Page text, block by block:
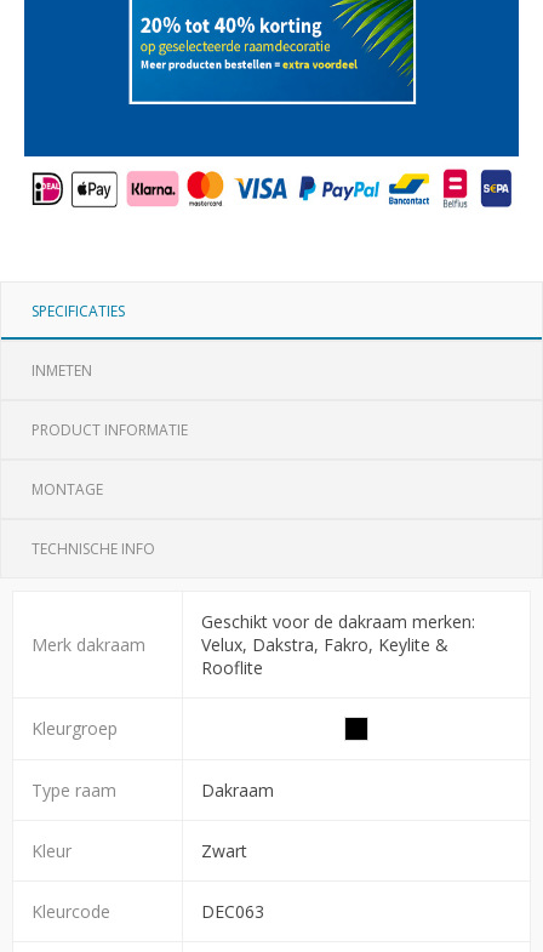
SPECIFICATIES
INMETEN
PRODUCT INFORMATIE
MONTAGE
TECHNISCHE INFO
Merk dakraam
Geschikt voor de dakraam merken:
Velux, Dakstra, Fakro, Keylite &
Rooflite
Kleurgroep
Type raam Dakraam
Kleur Zwart
Kleurcode DEC063